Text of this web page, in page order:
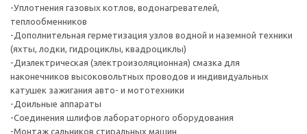
-Уплотнения газовых котлов, водонагревателей,
теплообменников
-Дополнительная герметизация узлов водной и наземной техники
(яхты, лодки, гидроциклы, квадроциклы)
-Диэлектрическая (электроизоляционная) смазка для
наконечников высоковольтных проводов и индивидуальных
катушек зажигания авто- и мототехники
-Доильные аппараты
-Соединения шлифов лабораторного оборудования
-Монтаж сальников стиральных машин